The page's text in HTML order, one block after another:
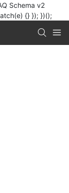
Schema v2
{} }); })();